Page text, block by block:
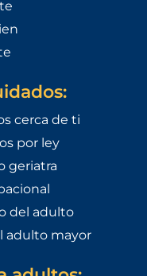
cerca de ti
por ley
geriatra
del adulto
adulto mayor